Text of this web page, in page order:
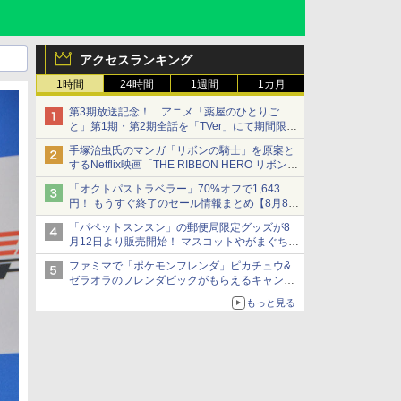
アクセスランキング
1時間 24時間 1週間 1カ月
第3期放送記念！ アニメ「薬屋のひとりご
と」第1期・第2期全話を「TVer」にて期間限定
で順次無料配信開始
手塚治虫氏のマンガ「リボンの騎士」を原案と
するNetflix映画「THE RIBBON HERO リボンヒ
ーロー」本日配信開始
「オクトパストラベラー」70%オフで1,643
円！ もうすぐ終了のセール情報まとめ【8月8日
更新】
ニンテンドーeショップでは「大神 絶景版」が
67%オフで990円
「パペットスンスン」の郵便局限定グッズが8
月12日より販売開始！ マスコットやがまぐち、
レターセットなどが登場
ファミマで「ポケモンフレンダ」ピカチュウ&
ゼラオラのフレンダピックがもらえるキャンペ
もっと見る